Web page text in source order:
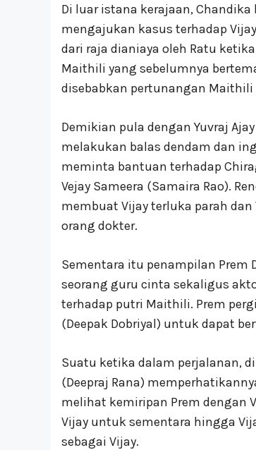
Di luar istana kerajaan,
mengajukan kasus terhadap
dari raja dianiaya oleh Ratu
Maithili yang sebelumnya
disebabkan pertunangan Maithili
Demikian pula dengan Yuvraj
melakukan balas dendam dan
meminta bantuan terhadap
Vejay Sameera (Samaira Rao).
membuat Vijay terluka parah
orang dokter.
Sementara itu penampilan Prem
seorang guru cinta sekaligus
terhadap putri Maithili. Prem
(Deepak Dobriyal) untuk dapat
Suatu ketika dalam perjalanan,
(Deepraj Rana)
melihat kemiripan Prem dengan
Vijay untuk sementara hingga
sebagai Vijay.